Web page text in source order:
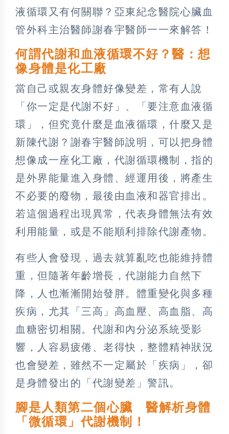
液循環又有何關聯？亞東紀念醫院心臟血
管外科主治醫師謝春宇醫師一一來解答！
何謂代謝和血液循環不好？醫：想
像身體是化工廠
當自己或親友身體好像變差，常有人說
「你一定是代謝不好」、「要注意血液循
環」，但究竟什麼是血液循環，什麼又是
新陳代謝？謝春宇醫師說明，可以把身體
想像成一座化工廠，代謝循環機制，指的
是外界能量進入身體、經運用後，將產生
不必要的廢物，最後由血液和器官排出。
若這個過程出現異常，代表身體無法有效
利用能量，或是不能順利排除代謝產物。
有些人會發現，過去就算亂吃也能維持體
重，但隨著年齡增長，代謝能力自然下
降，人也漸漸開始發胖。體重變化與多種
疾病，尤其「三高」高血壓、高血脂、高
血糖密切相關。代謝和內分泌系統受影
響，人容易疲倦、老得快，整體精神狀況
也會變差，雖然不一定屬於「疾病」，卻
是身體發出的「代謝變差」警訊。
腳是人類第二個心臟 醫解析身體
「微循環」代謝機制！